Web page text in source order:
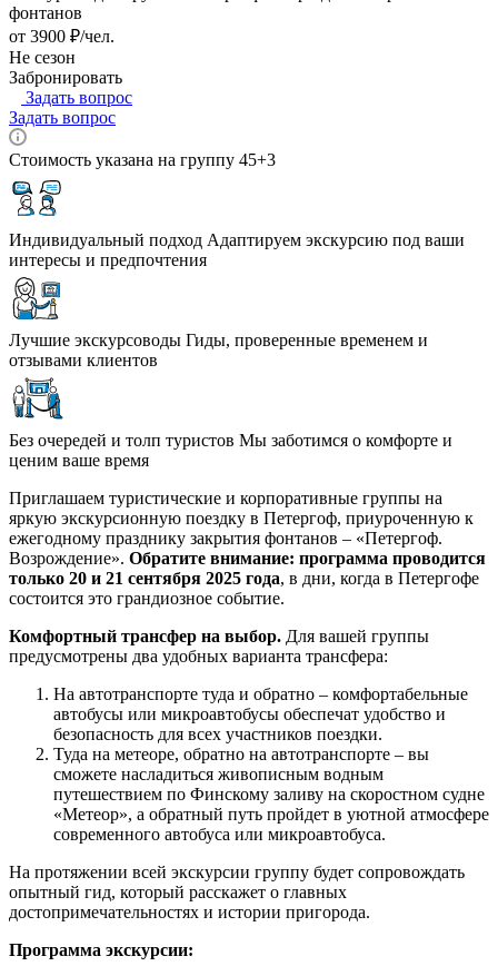
фонтанов
от 3900 ₽/чел.
Не сезон
Забронировать
Задать вопрос
Задать вопрос
Стоимость указана на группу 45+3
Индивидуальный подход Адаптируем экскурсию под ваши
интересы и предпочтения
Лучшие экскурсоводы Гиды, проверенные временем и
отзывами клиентов
Без очередей и толп туристов Мы заботимся о комфорте и
ценим ваше время
Приглашаем туристические и корпоративные группы на
яркую экскурсионную поездку в Петергоф, приуроченную к
ежегодному празднику закрытия фонтанов – «Петергоф.
Возрождение». Обратите внимание: программа проводится
только 20 и 21 сентября 2025 года, в дни, когда в Петергофе
состоится это грандиозное событие.
Комфортный трансфер на выбор. Для вашей группы
предусмотрены два удобных варианта трансфера:
На автотранспорте туда и обратно – комфортабельные
автобусы или микроавтобусы обеспечат удобство и
безопасность для всех участников поездки.
Туда на метеоре, обратно на автотранспорте – вы
сможете насладиться живописным водным
путешествием по Финскому заливу на скоростном судне
«Метеор», а обратный путь пройдет в уютной атмосфере
современного автобуса или микроавтобуса.
На протяжении всей экскурсии группу будет сопровождать
опытный гид, который расскажет о главных
достопримечательностях и истории пригорода.
Программа экскурсии: